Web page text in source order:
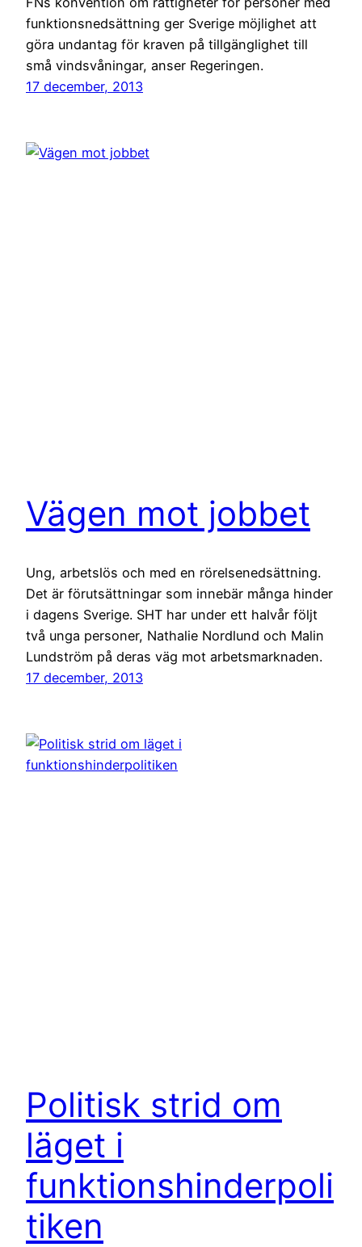
funktionsnedsättning ger Sverige möjlighet att
göra undantag för kraven på tillgänglighet till
små vindsvåningar, anser Regeringen.
17 december, 2013
Vägen mot jobbet
Ung, arbetslös och med en rörelsenedsättning.
Det är förutsättningar som innebär många hinder
i dagens Sverige. SHT har under ett halvår följt
två unga personer, Nathalie Nordlund och Malin
Lundström på deras väg mot ­arbetsmarknaden.
17 december, 2013
Politisk strid om
läget i
funktionshinderpoli
tiken